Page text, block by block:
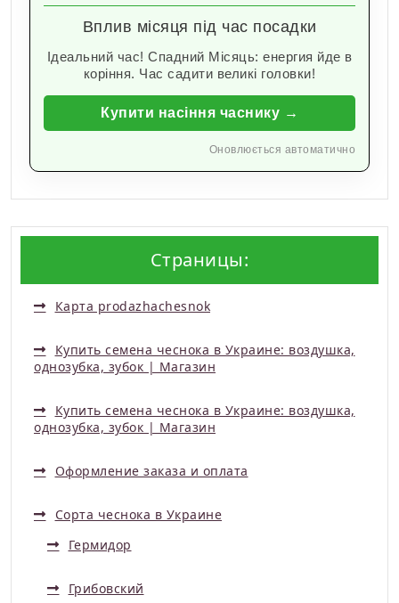
Вплив місяця під час посадки
Ідеальний час! Спадний Місяць: енергия йде в
коріння. Час садити великі головки!
Купити насіння часнику →
Оновлюється автоматично
Страницы:
Карта prodazhachesnok
Купить семена чеснока в Украине: воздушка,
однозубка, зубок | Магазин
Купить семена чеснока в Украине: воздушка,
однозубка, зубок | Магазин
Оформление заказа и оплата
Сорта чеснока в Украине
Гермидор
Грибовский